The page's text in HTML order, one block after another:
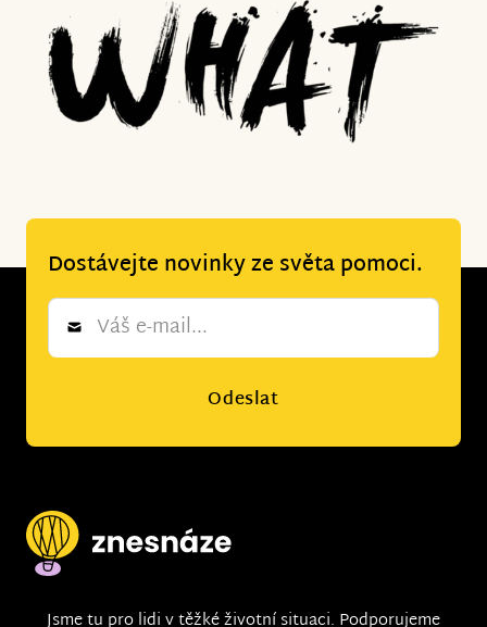
Dostávejte novinky ze světa pomoci.
Newsletter
Odeslat